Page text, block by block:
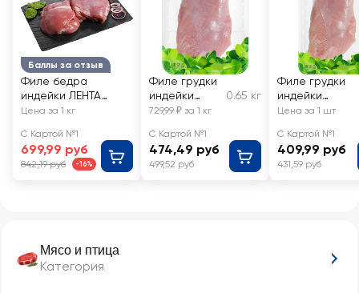
Мясо и птица
Категория
Баллы за отзыв
Филе бедра
индейки ЛЕНТА
FRESH, весовое
Цена за 1 кг
С Картой №1
699,99 руб
842,19 руб -16%
Филе грудки
индейки
ИНДИЛАЙТ,
0.65 кг
729,99 ₽ за 1 кг
С Картой №1
474,49 руб
499,52 руб
Филе грудки
индейки
ИНДИЛАЙТ
Цена за 1 шт
С Картой №1
409,99 руб
431,59 руб